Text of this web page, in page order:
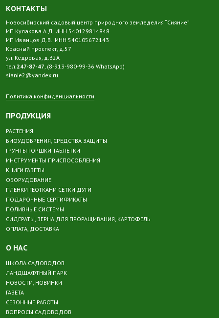
КОНТАКТЫ
Новосибирский садовый центр природного земледелия “Сияние”
ИП Кулакова А.Д. ИНН 540129814848
ИП Иванцов Д.В. ИНН 540105672143
Красный проспект, д.57
ул. Кедровая, д.32А
тел.247-87-47, (8-913-980-99-36 WhatsApp)
sianie2@yandex.ru
Политика конфиденциальности
ПРОДУКЦИЯ
РАСТЕНИЯ
БИОУДОБРЕНИЯ, СРЕДСТВА ЗАЩИТЫ
ГРУНТЫ ГОРШКИ ТАБЛЕТКИ
ИНСТРУМЕНТЫ ПРИСПОСОБЛЕНИЯ
КНИГИ ГАЗЕТЫ
ОБОРУДОВАНИЕ
ПЛЕНКИ ГЕОТКАНИ СЕТКИ ДУГИ
ПОДАРОЧНЫЕ СЕРТИФИКАТЫ
ПОЛИВНЫЕ СИСТЕМЫ
СИДЕРАТЫ, ЗЕРНА ДЛЯ ПРОРАЩИВАНИЯ, КАРТОФЕЛЬ
ОПЛАТА, ДОСТАВКА
О НАС
ШКОЛА САДОВОДОВ
ЛАНДШАФТНЫЙ ПАРК
НОВОСТИ, НОВИНКИ
ГАЗЕТА
СЕЗОННЫЕ РАБОТЫ
ВОПРОСЫ САДОВОДОВ